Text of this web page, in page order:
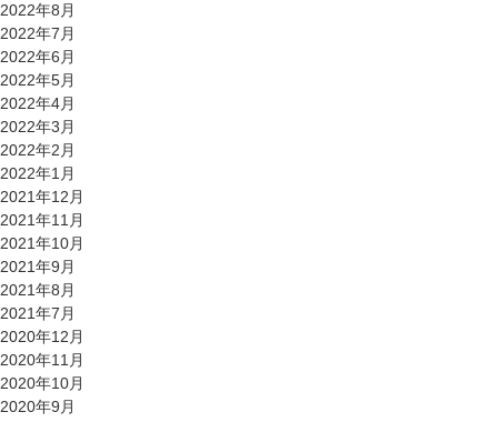
2022年8月
2022年7月
2022年6月
2022年5月
2022年4月
2022年3月
2022年2月
2022年1月
2021年12月
2021年11月
2021年10月
2021年9月
2021年8月
2021年7月
2020年12月
2020年11月
2020年10月
2020年9月